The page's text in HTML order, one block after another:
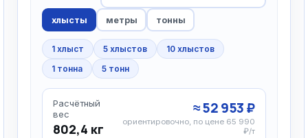
хлысты метры тонны
1 хлыст 5 хлыстов
10 хлыстов
1 тонна
5 тонн
Расчётный
вес
802,4 кг
≈ 52 953 ₽
ориентировочно, по цене 65 990
₽/т